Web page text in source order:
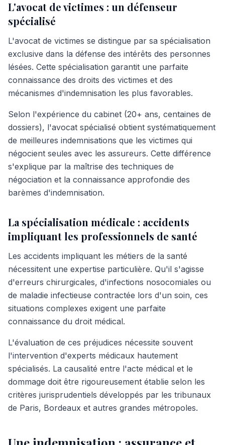
L'avocat de victimes : un défenseur
spécialisé
L'avocat de victimes se distingue par sa spécialisation
exclusive dans la défense des intérêts des personnes
lésées. Cette spécialisation garantit une parfaite
connaissance des droits des victimes et des
mécanismes d'indemnisation les plus favorables.
Selon l'expérience du cabinet (20+ ans, centaines de
dossiers), l'avocat spécialisé obtient systématiquement
de meilleures indemnisations que les victimes qui
négocient seules avec les assureurs. Cette différence
s'explique par la maîtrise des techniques de
négociation et la connaissance approfondie des
barèmes d'indemnisation.
La spécialisation médicale : accidents
impliquant les professionnels de santé
Les accidents impliquant les métiers de la santé
nécessitent une expertise particulière. Qu'il s'agisse
d'erreurs chirurgicales, d'infections nosocomiales ou
de maladie infectieuse contractée lors d'un soin, ces
situations complexes exigent une parfaite
connaissance du droit médical.
L'évaluation de ces préjudices nécessite souvent
l'intervention d'experts médicaux hautement
spécialisés. La causalité entre l'acte médical et le
dommage doit être rigoureusement établie selon les
critères jurisprudentiels développés par les tribunaux
de Paris, Bordeaux et autres grandes métropoles.